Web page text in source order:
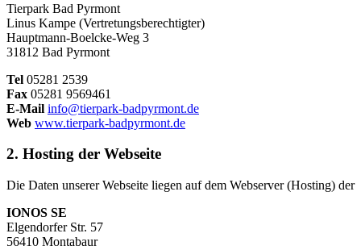
Tierpark Bad Pyrmont
Linus Kampe (Vertretungsberechtigter)
Hauptmann-Boelcke-Weg 3
31812 Bad Pyrmont
Tel 05281 2539
Fax 05281 9569461
E-Mail info@tierpark-badpyrmont.de
Web www.tierpark-badpyrmont.de
2. Hosting der Webseite
Die Daten unserer Webseite liegen auf dem Webserver (Hosting) der
IONOS SE
Elgendorfer Str. 57
56410 Montabaur